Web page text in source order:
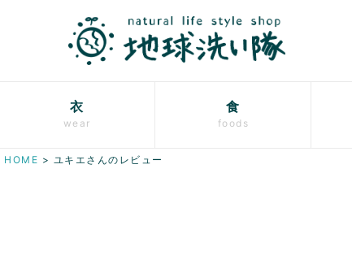
衣
wear
食
foods
HOME ユキエさんのレビュー